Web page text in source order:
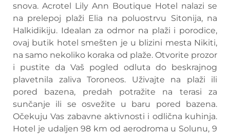
snova. Acrotel Lily Ann Boutique Hotel nalazi se
na prelepoj plaži Elia na poluostrvu Sitonija, na
Halkidikiju. Idealan za odmor na plaži i porodice,
ovaj butik hotel smešten je u blizini mesta Nikiti,
na samo nekoliko koraka od plaže. Otvorite prozor
i pustite da Vaš pogled odluta do beskrajnog
plavetnila zaliva Toroneos. Uživajte na plaži ili
pored bazena, predah potražite na terasi za
sunčanje ili se osvežite u baru pored bazena.
Očekuju Vas zabavne aktivnosti i odlična kuhinja.
Hotel je udaljen 98 km od aerodroma u Solunu, 9